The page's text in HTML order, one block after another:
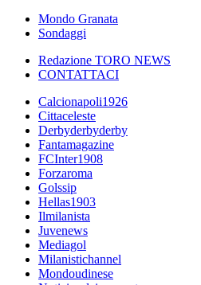
Mondo Granata
Sondaggi
Redazione TORO NEWS
CONTATTACI
Calcionapoli1926
Cittaceleste
Derbyderbyderby
Fantamagazine
FCInter1908
Forzaroma
Golssip
Hellas1903
Ilmilanista
Juvenews
Mediagol
Milanistichannel
Mondoudinese